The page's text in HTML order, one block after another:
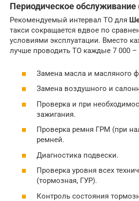
Периодическое обслуживание
Рекомендуемый интервал ТО для
такси сокращается вдвое по
условиями эксплуатации. Вместо
лучше проводить ТО каждые 7 000 –
Замена масла и масляного
Замена воздушного и
Проверка и при
зажигания.
Проверка ремня ГРМ (при
ремней.
Диагностика подвески.
Проверка уровня всех
(тормозная, ГУР).
Контроль состояния